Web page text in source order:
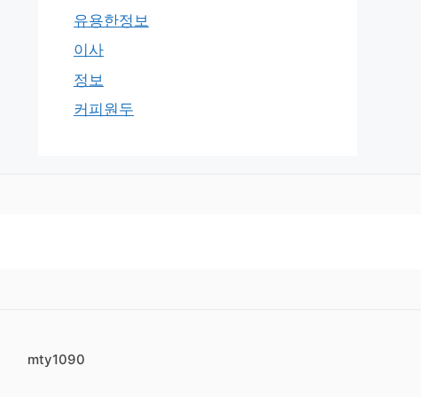
유용한정보
이사
정보
커피원두
mty1090